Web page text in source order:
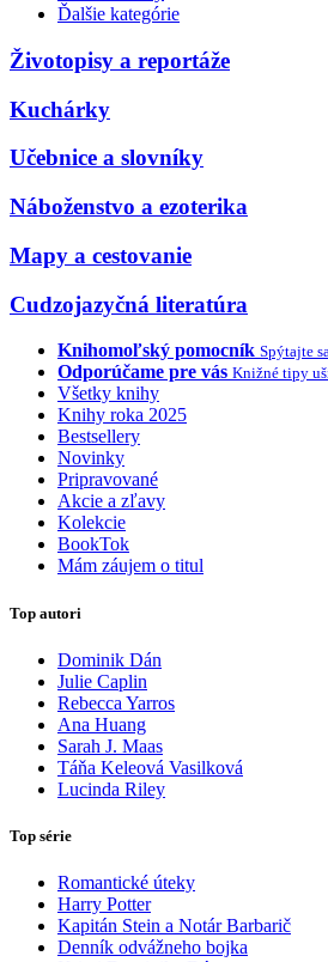
Ďalšie kategórie
Životopisy a reportáže
Kuchárky
Učebnice a slovníky
Náboženstvo a ezoterika
Mapy a cestovanie
Cudzojazyčná literatúra
Knihomoľský pomocník Spýtajte
Odporúčame pre vás Knižné tipy
Všetky knihy
Knihy roka 2025
Bestsellery
Novinky
Pripravované
Akcie a zľavy
Kolekcie
BookTok
Mám záujem o titul
Top autori
Dominik Dán
Julie Caplin
Rebecca Yarros
Ana Huang
Sarah J. Maas
Táňa Keleová Vasilková
Lucinda Riley
Top série
Romantické úteky
Harry Potter
Kapitán Stein a Notár Barbarič
Denník odvážneho bojka